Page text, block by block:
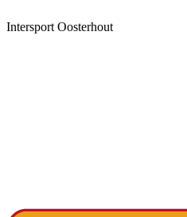
Intersport Oosterhout